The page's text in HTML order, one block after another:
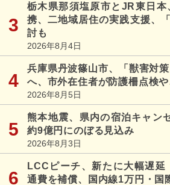
栃木県那須塩原市とJR東日本
携、二地域居住の実践支援、
討も
2026年8月4日
兵庫県丹波篠山市、「獣害対
へ、市外在住者が防護柵点検
2026年8月5日
熊本地震、県内の宿泊キャン
約9億円にのぼる見込み
2026年8月3日
LCCピーチ、新たに大幅遅延
通費を補償、国内線1万円・国